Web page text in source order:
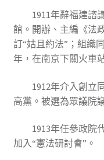
1911年辭福建諮
館。開辦、主編《法
訂“姑且約法”；組織
年，在南京下關火車
1912年介入創立
高黨。被選為眾議院
1913年任參政院
加入“憲法研討會”。